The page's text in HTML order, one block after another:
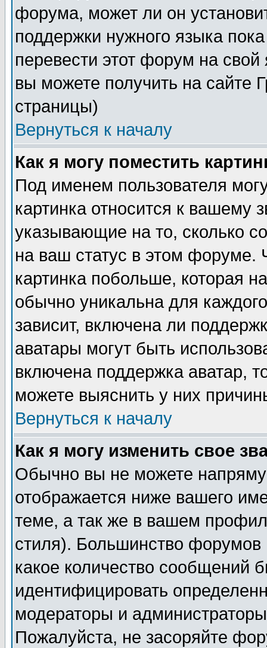
форума, может ли он
поддержки нужного языка
перевести этот форум на
вы можете получить на сайте
страницы)
Вернуться к началу
Как я могу поместить
Под именем пользователя
картинка относится к вашему
указывающие на то, сколько
на ваш статус в этом форуме.
картинка побольше, которая
обычно уникальна для
зависит, включена ли
аватары могут быть
включена поддержка аватар,
можете выяснить у них
Вернуться к началу
Как я могу изменить свое
Обычно вы не можете
отображается ниже вашего
теме, а так же в вашем
стиля). Большинство форумов
какое количество сообщений
идентифицировать
модераторы и
Пожалуйста, не засоряйте